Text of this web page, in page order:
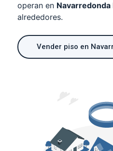
operan en Navarredonda
alrededores.
Vender piso en